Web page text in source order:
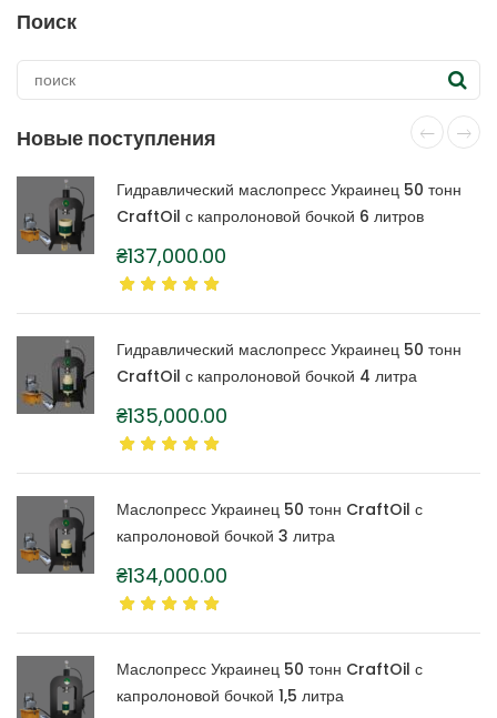
несколько
вариаций.
Опции
можно
выбрать
на
странице
товара.
Поиск
Новые поступления
Гидравлический маслопресс Украинец 50 тонн
CraftOil с капролоновой бочкой 6 литров
₴137,000.00
Гидравлический маслопресс Украинец 50 тонн
CraftOil с капролоновой бочкой 4 литра
₴135,000.00
Маслопресс Украинец 50 тонн CraftOil с
капролоновой бочкой 3 литра
₴134,000.00
Маслопресс Украинец 50 тонн CraftOil с
капролоновой бочкой 1,5 литра